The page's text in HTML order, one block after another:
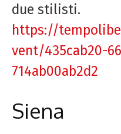
due stilisti.
https://
vent/435cab20-
714ab00ab2d2
Siena